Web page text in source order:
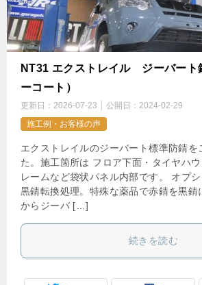
NT31 エクストレイル ジーバート
ーコート）
更新日： 2026-07-23 公開日： 2024-02-29
施工例・お客様の声
エクストレイルのジーバート標準防錆を
た。施工箇所は フロア下面・タイヤハ
レームなど袋状パネル内部です。 オプ
黒錆転換処理。特殊な薬品で赤錆を黒錆
からジーバ […]
続きを読む